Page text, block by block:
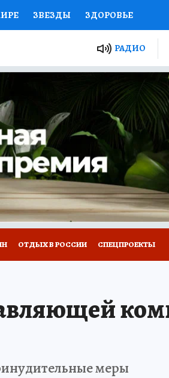
ЗВЕЗДЫ ЗДОРОВЬЕ
ПРОЕКТЫ РОССИИ
ЖЕНСКИЕ СЕКРЕТЫ
ДЕФИЦИТ ЖЕЛЕЗА ТУРИЗМ
У НАС ГИД ПОТРЕБИТЕЛЯ
РАДИО
ОТДЫХ В РОССИИ СПЕЦПРОЕКТЫ
меры